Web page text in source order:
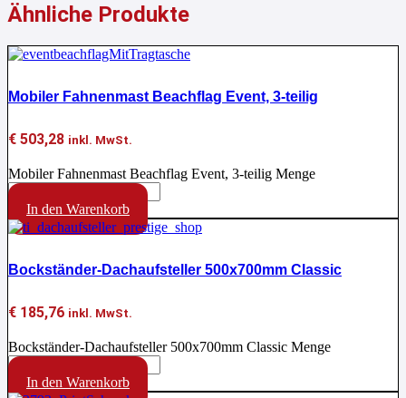
Ähnliche Produkte
Mobiler Fahnenmast Beachflag Event, 3-teilig
€ 503,28 inkl. MwSt.
Mobiler Fahnenmast Beachflag Event, 3-teilig Menge
In den Warenkorb
Bockständer-Dachaufsteller 500x700mm Classic
€ 185,76 inkl. MwSt.
Bockständer-Dachaufsteller 500x700mm Classic Menge
In den Warenkorb